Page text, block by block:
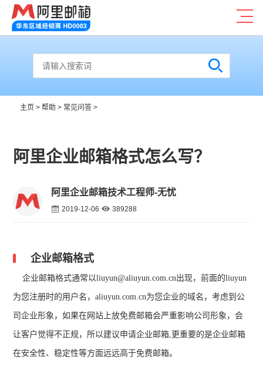
主页 > 帮助> 常见问答>
阿里企业邮箱格式怎么写？
阿里企业邮箱技术工程师-无忧
2019-12-06 389288
企业邮箱格式
企业邮箱格式通常以liuyun@aliuyun.com.cn出现，前面的liuyun
为您注册时的用户名，aliuyun.com.cn为您企业的域名，考虑到公
司企业形象，如果在网站上放免费邮箱会严重影响公司形象，会
让客户觉得不正规，所以建议申请企业邮箱,更重要的是企业邮箱
在安全性、稳定性等方面远远高于免费邮箱。